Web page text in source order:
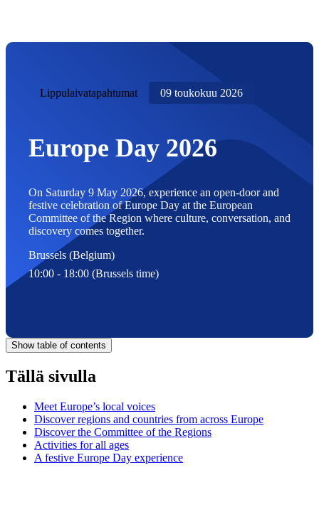
Lippulaivatapahtumat 09 toukokuu 2026
Europe Day 2026
On Saturday 9 May 2026, experience an open-door and
festive celebration of Europe Day at the European
Committee of the Region where culture, conversation, and
discovery comes together.
Brussels (Belgium)
10:00 - 18:00 (Brussels time)
Show table of contents
Tällä sivulla
Meet Europe’s local voices
Discover regions and countries from across Europe
Discover the Committee of the Regions
Activities for all ages
A festive Europe Day experience